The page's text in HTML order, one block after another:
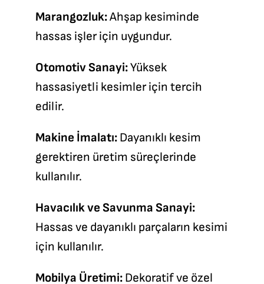
Marangozluk:Ahşap kesiminde
hassas işler için uygundur.
Otomotiv Sanayi:Yüksek
hassasiyetli kesimler için tercih
edilir.
Makine İmalatı:Dayanıklı kesim
gerektiren üretim süreçlerinde
kullanılır.
Havacılık ve Savunma Sanayi:
Hassas ve dayanıklı parçaların kesimi
için kullanılır.
Mobilya Üretimi:Dekoratif ve özel